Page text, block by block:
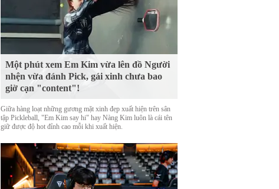
Một phút xem Em Kim vừa lên đồ Người
nhện vừa đánh Pick, gái xinh chưa bao
giờ cạn "content"!
Giữa hàng loạt những gương mặt xinh đẹp xuất hiện trên sân
tập Pickleball, "Em Kim say hi" hay Nàng Kim luôn là cái tên
giữ được độ hot đỉnh cao mỗi khi xuất hiện.